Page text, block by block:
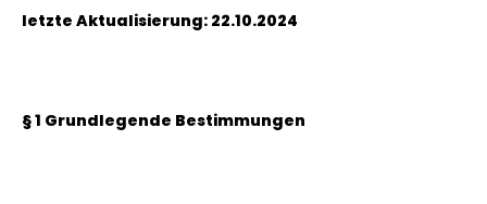
letzte Aktualisierung: 22.10.2024
§ 1 Grundlegende Bestimmungen